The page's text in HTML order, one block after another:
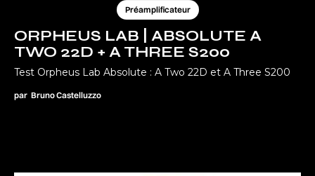
Préamplificateur
ORPHEUS LAB | ABSOLUTE A
TWO 22D + A THREE S200
Test Orpheus Lab Absolute : A Two 22D et A Three S200
par Bruno Castelluzzo